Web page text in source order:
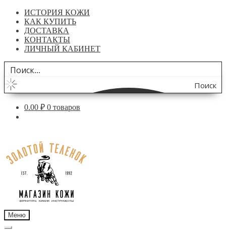
ИСТОРИЯ КОЖИ
КАК КУПИТЬ
ДОСТАВКА
КОНТАКТЫ
ЛИЧНЫЙ КАБИНЕТ
Поиск
по
0.00 ₽ 0 товаров
навигации
содержимому
Меню